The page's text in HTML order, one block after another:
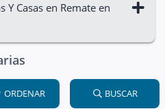
Y Casas en Remate en
ORDENAR BUSCAR